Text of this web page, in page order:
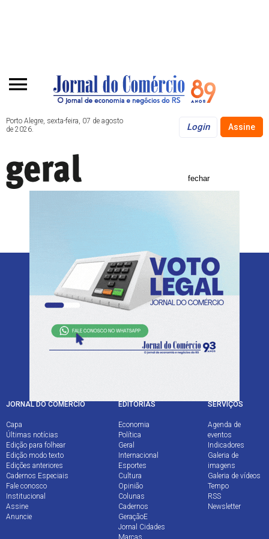
Porto Alegre, sexta-feira, 07 de agosto
de 2026.
Login Assine
Av. João Pessoa, 1282 - Farroupilha
Porto Alegre - RS - CEP 90040-001
JORNAL DO COMÉRCIO
Capa
Últimas notícias
Edição para folhear
Edição modo texto
Edições anteriores
Cadernos Especiais
Fale conosco
Institucional
Assine
Anuncie
EDITORIAS
Economia
Política
Geral
Internacional
Esportes
Cultura
Opinião
Colunas
Cadernos
GeraçãoE
Jornal Cidades
SERVIÇOS
Agenda de
eventos
Indicadores
Galeria de
imagens
Galeria de vídeos
Tempo
RSS
Newsletter
fechar